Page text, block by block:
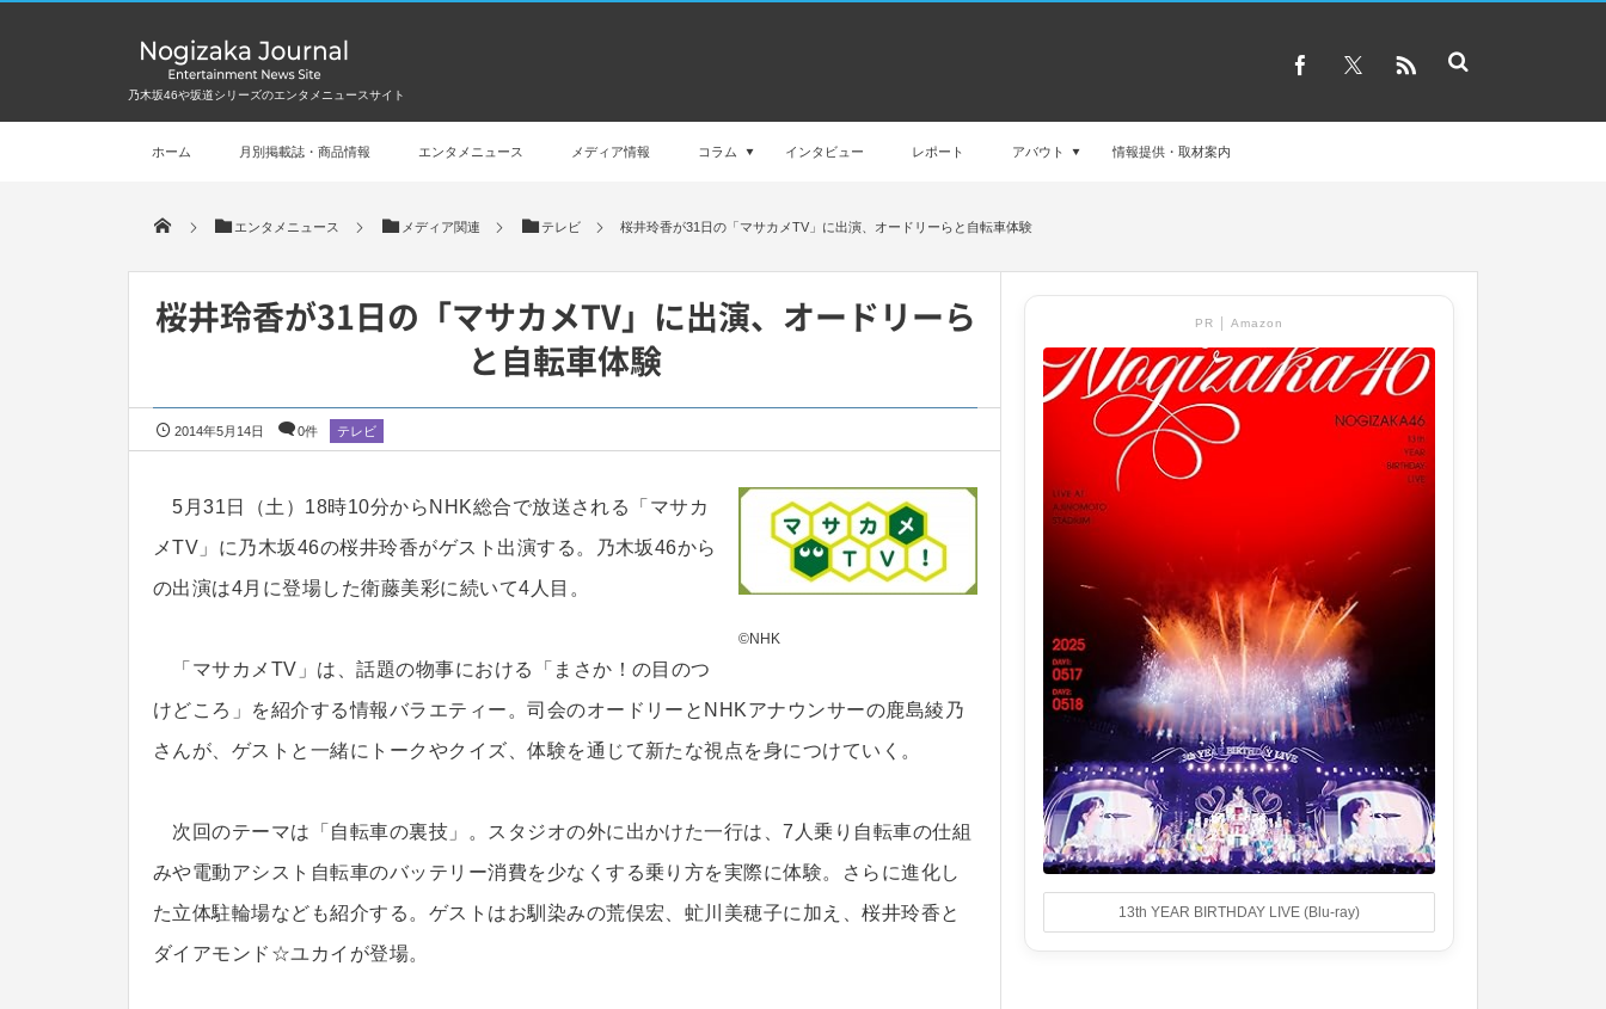
乃木坂46や坂道シリーズのエンタメニュースサイト
ホーム 月別掲載誌・商品情報 エンタメニュース メディア情報 コラム インタビュー レポート アバウト 情報提供・取材案内
エンタメニュース メディア関連 テレビ 桜井玲香が31日の「マサカメTV」に出演、オードリーらと自転車体験
桜井玲香が31日の「マサカメTV」に出演、オードリーら
と自転車体験
2014年5月14日 0件 テレビ
©NHK
5月31日（土）18時10分からNHK総合で放送される「マサカ
メTV」に乃木坂46の桜井玲香がゲスト出演する。乃木坂46から
の出演は4月に登場した衛藤美彩に続いて4人目。
「マサカメTV」は、話題の物事における「まさか！の目のつ
けどころ」を紹介する情報バラエティー。司会のオードリーとNHKアナウンサーの鹿島綾乃
さんが、ゲストと一緒にトークやクイズ、体験を通じて新たな視点を身につけていく。
次回のテーマは「自転車の裏技」。スタジオの外に出かけた一行は、7人乗り自転車の仕組
みや電動アシスト自転車のバッテリー消費を少なくする乗り方を実際に体験。さらに進化し
た立体駐輪場なども紹介する。ゲストはお馴染みの荒俣宏、虻川美穂子に加え、桜井玲香と
ダイアモンド☆ユカイが登場。
PR │ Amazon
13th YEAR BIRTHDAY LIVE (Blu-ray)